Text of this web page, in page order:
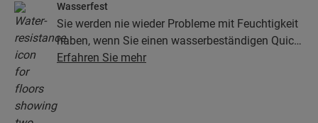
Wasserfest
Sie werden nie wieder Probleme mit Feuchtigkeit
haben, wenn Sie einen wasserbeständigen Quick-
Step-Boden wählen. Unsere Böden sehen nicht
Reinigung so einfach wie niemals zuvor!
Erfahren Sie mehr